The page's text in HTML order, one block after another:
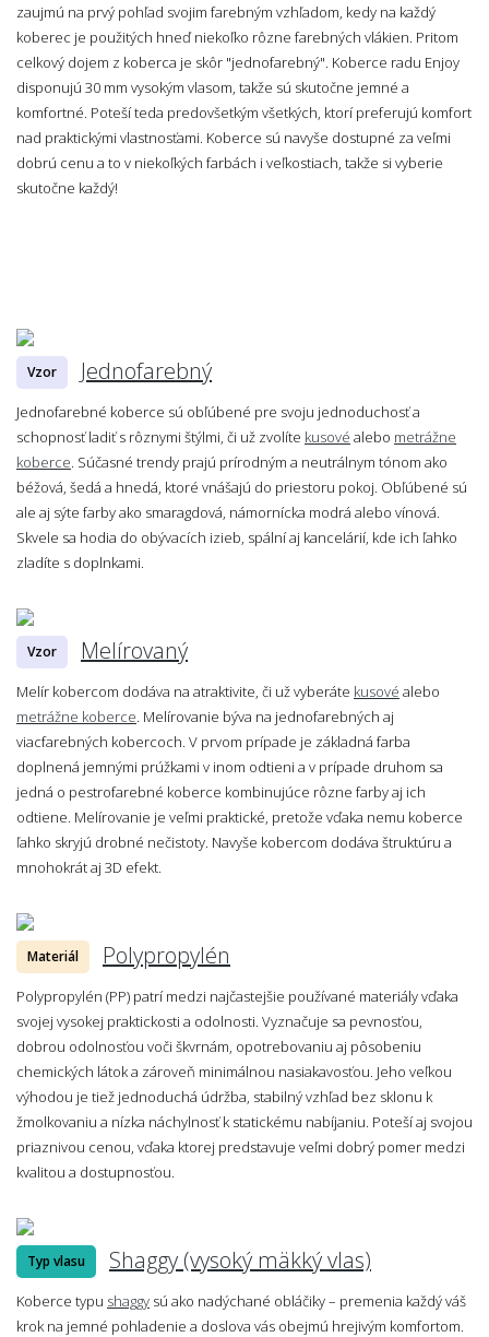
zaujmú na prvý pohľad svojim farebným vzhľadom, kedy na každý
koberec je použitých hneď niekoľko rôzne farebných vlákien. Pritom
celkový dojem z koberca je skôr "jednofarebný". Koberce radu Enjoy
disponujú 30 mm vysokým vlasom, takže sú skutočne jemné a
komfortné. Poteší teda predovšetkým všetkých, ktorí preferujú komfort
nad praktickými vlastnosťami. Koberce sú navyše dostupné za veľmi
dobrú cenu a to v niekoľkých farbách i veľkostiach, takže si vyberie
skutočne každý!
Vzor Jednofarebný
Jednofarebné koberce sú obľúbené pre svoju jednoduchosť a
schopnosť ladiť s rôznymi štýlmi, či už zvolíte kusové alebo metrážne
koberce . Súčasné trendy prajú prírodným a neutrálnym tónom ako
béžová, šedá a hnedá, ktoré vnášajú do priestoru pokoj. Obľúbené sú
ale aj sýte farby ako smaragdová, námornícka modrá alebo vínová.
Skvele sa hodia do obývacích izieb, spální aj kancelárií, kde ich ľahko
zladíte s doplnkami.
Vzor Melírovaný
Melír kobercom dodáva na atraktivite, či už vyberáte kusové alebo
metrážne koberce . Melírovanie býva na jednofarebných aj
viacfarebných kobercoch. V prvom prípade je základná farba
doplnená jemnými prúžkami v inom odtieni a v prípade druhom sa
jedná o pestrofarebné koberce kombinujúce rôzne farby aj ich
odtiene. Melírovanie je veľmi praktické, pretože vďaka nemu koberce
ľahko skryjú drobné nečistoty. Navyše kobercom dodáva štruktúru a
mnohokrát aj 3D efekt.
Materiál Polypropylén
Polypropylén (PP) patrí medzi najčastejšie používané materiály vďaka
svojej vysokej praktickosti a odolnosti. Vyznačuje sa pevnosťou,
dobrou odolnosťou voči škvrnám, opotrebovaniu aj pôsobeniu
chemických látok a zároveň minimálnou nasiakavosťou. Jeho veľkou
výhodou je tiež jednoduchá údržba, stabilný vzhľad bez sklonu k
žmolkovaniu a nízka náchylnosť k statickému nabíjaniu. Poteší aj svojou
priaznivou cenou, vďaka ktorej predstavuje veľmi dobrý pomer medzi
kvalitou a dostupnosťou.
Typ vlasu Shaggy (vysoký mäkký vlas)
Koberce typu shaggy sú ako nadýchané obláčiky – premenia každý váš
krok na jemné pohladenie a doslova vás obejmú hrejivým komfortom.